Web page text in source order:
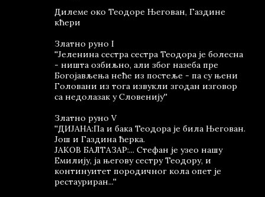
Дилеме око Теодоре Његован, Газдине
кћери
Златно руно I
''Јеленина сестра сестра Теодора је болесна
- ништа озбиљно, али због назеба пре
Богојављења неће из постеље - па су њени
Головани из тога извукли згодан изговор
са недолазак у Словенију''
Златно руно V
''ДИЈАНА:Па и бака Теодора је била Његован.
Још и Газдина ћерка.
ЈАКОВ БАЛТАЗАР:... Стефан је узео нашу
Емилију, ја његову сестру Теодору, и
континуитет породичног кола опет је
рестауриран...''